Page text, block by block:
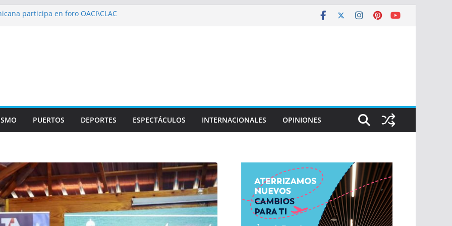
participa en foro OACI\CLAC
en normas de calidad ISO
multidisciplinario operativo médico
PUERTOS DEPORTES ESPECTÁCULOS INTERNACIONALES OPINIONES